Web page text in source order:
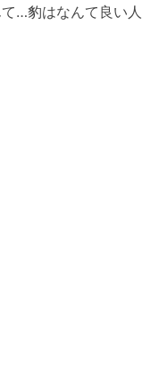
…豹はなんて良い人